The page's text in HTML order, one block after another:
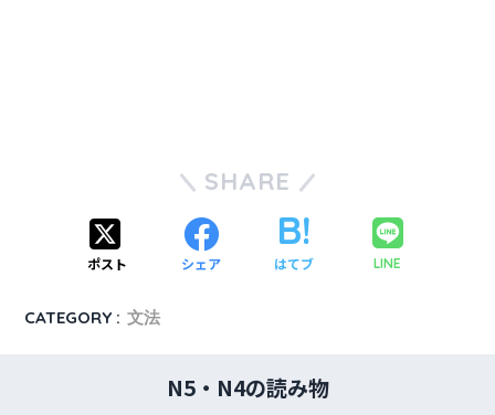
SHARE
ポスト シェア はてブ LINE
CATEGORY : 文法
N5・N4の読み物